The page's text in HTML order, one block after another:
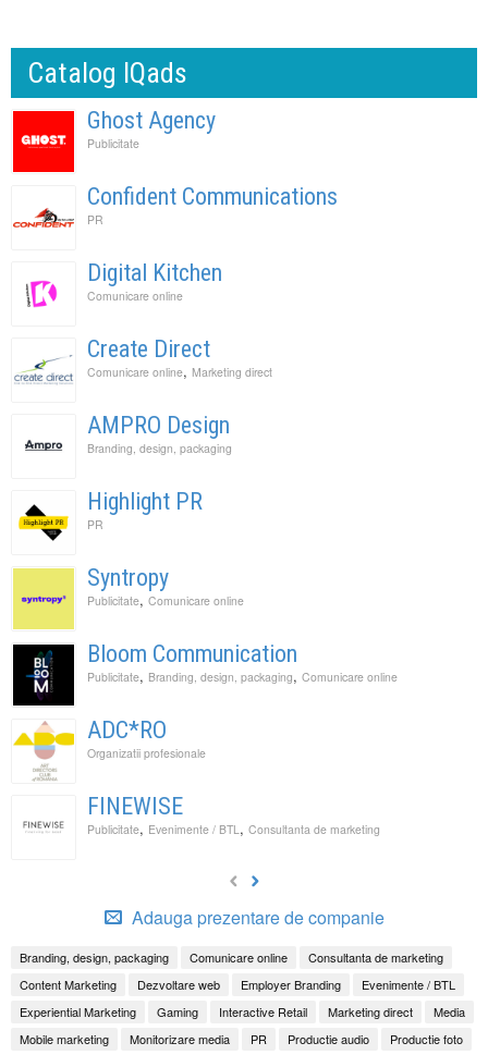
Catalog IQads
Ghost Agency
Publicitate
Confident Communications
PR
Digital Kitchen
Comunicare online
Create Direct
Comunicare online, Marketing direct
AMPRO Design
Branding, design, packaging
Highlight PR
PR
Syntropy
Publicitate, Comunicare online
Bloom Communication
Publicitate, Branding, design, packaging, Comunicare online
ADC*RO
Organizatii profesionale
FINEWISE
Publicitate, Evenimente / BTL, Consultanta de marketing
Adauga prezentare de companie
Branding, design, packaging Comunicare online
Consultanta de marketing
Content Marketing
Dezvoltare web Employer Branding
Evenimente / BTL
Experiential Marketing
Gaming Interactive Retail Marketing direct
Media
Mobile marketing
Monitorizare media PR Productie audio Productie foto